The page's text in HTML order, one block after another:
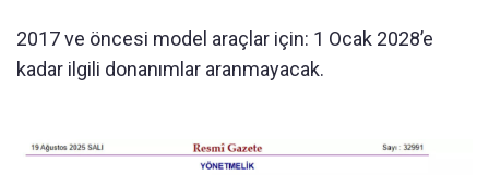
2017 ve öncesi model araçlar için: 1 Ocak 2028’e
kadar ilgili donanımlar aranmayacak.